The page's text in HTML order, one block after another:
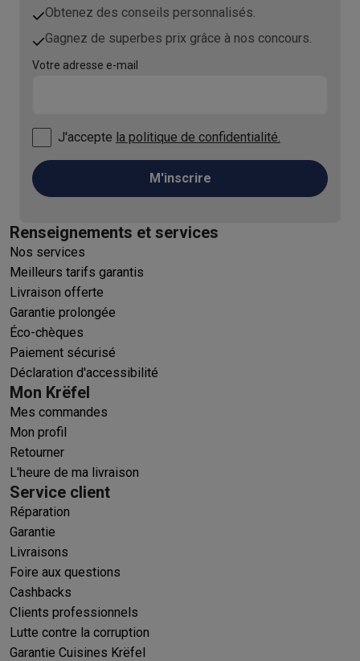
Obtenez des conseils personnalisés.
Gagnez de superbes prix grâce à nos concours.
Votre adresse e-mail
J'accepte la politique de confidentialité.
M'inscrire
Renseignements et services
Nos services
Meilleurs tarifs garantis
Livraison offerte
Garantie prolongée
Éco-chèques
Paiement sécurisé
Déclaration d'accessibilité
Mon Krëfel
Mes commandes
Mon profil
Retourner
L'heure de ma livraison
Service client
Réparation
Garantie
Livraisons
Foire aux questions
Cashbacks
Clients professionnels
Lutte contre la corruption
Garantie Cuisines Krëfel